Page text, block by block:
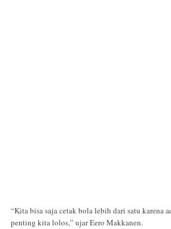
“Kita bisa saja cetak bola lebih dari satu karena
penting kita lolos,” ujar Eero Makkanen.